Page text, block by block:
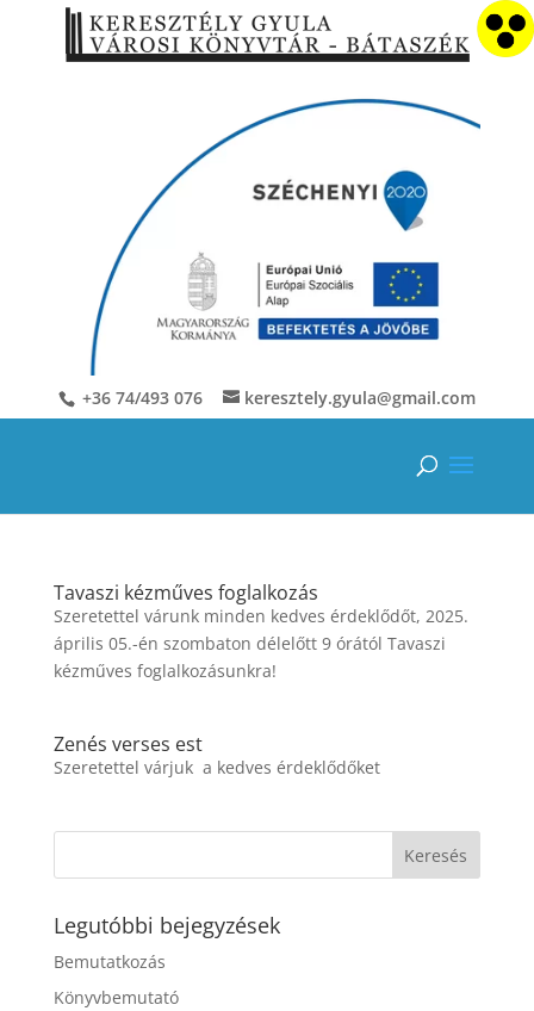
+36 74/493 076 keresztely.gyula@gmail.com
Tavaszi kézműves foglalkozás
Szeretettel várunk minden kedves érdeklődőt, 2025.
április 05.-én szombaton délelőtt 9 órától Tavaszi
kézműves foglalkozásunkra!
Zenés verses est
Szeretettel várjuk a kedves érdeklődőket
Legutóbbi bejegyzések
Bemutatkozás
Könyvbemutató